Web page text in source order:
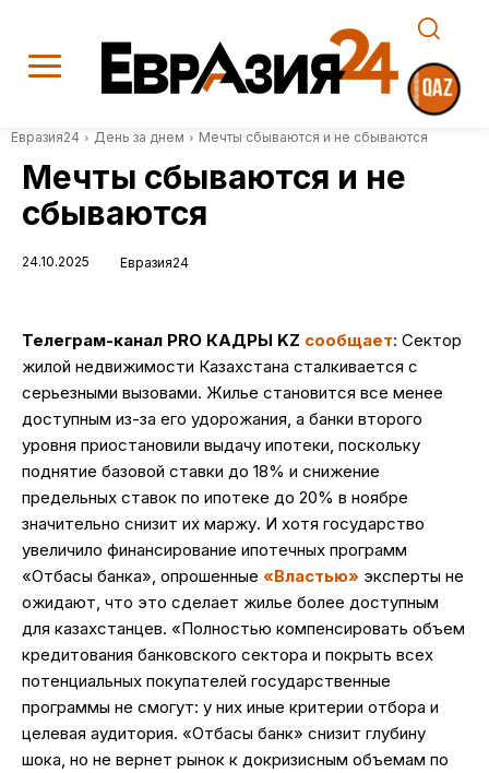
Евразия24 День за днем Мечты сбываются и не сбываются
Мечты сбываются и не
сбываются
24.10.2025 Евразия24
Телеграм-канал PRO КАДРЫ KZ сообщает: Сектор
жилой недвижимости Казахстана сталкивается с
серьезными вызовами. Жилье становится все менее
доступным из-за его удорожания, а банки второго
уровня приостановили выдачу ипотеки, поскольку
поднятие базовой ставки до 18% и снижение
предельных ставок по ипотеке до 20% в ноябре
значительно снизит их маржу. И хотя государство
увеличило финансирование ипотечных программ
«Отбасы банка», опрошенные «Властью» эксперты не
ожидают, что это сделает жилье более доступным
для казахстанцев. «Полностью компенсировать объем
кредитования банковского сектора и покрыть всех
потенциальных покупателей государственные
программы не смогут: у них иные критерии отбора и
целевая аудитория. «Отбасы банк» снизит глубину
шока, но не вернет рынок к докризисным объемам по